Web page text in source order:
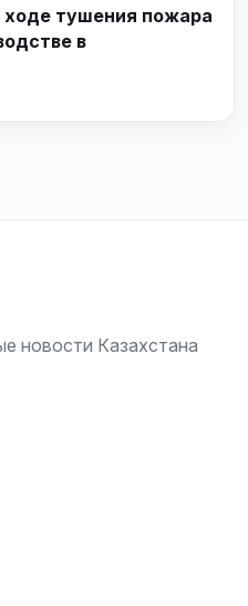
тушения пожара
в
новости Казахстана